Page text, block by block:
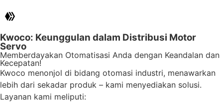
Kwoco: Keunggulan dalam Distribusi Motor
Servo
Memberdayakan Otomatisasi Anda dengan Keandalan dan
Kecepatan!
Kwoco menonjol di bidang otomasi industri, menawarkan
lebih dari sekadar produk – kami menyediakan solusi.
Layanan kami meliputi: